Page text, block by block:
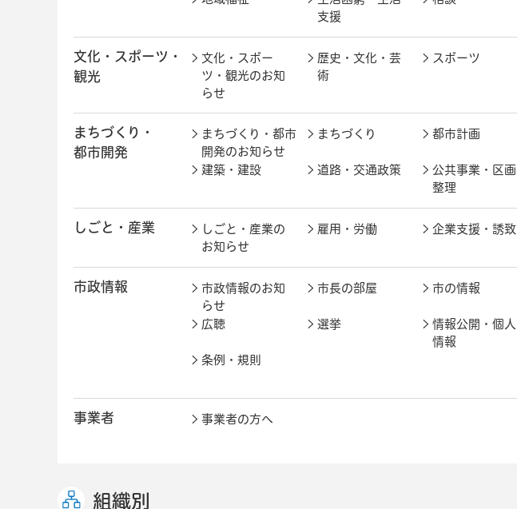
支援
文化・スポーツ・
観光
文化・スポー
ツ・観光のお知
らせ
歴史・文化・芸
術
スポーツ
まちづくり・
都市開発
まちづくり・都市
開発のお知らせ
まちづくり 都市計画
建築・建設 道路・交通政策
公共事業・区画
整理
しごと・産業
しごと・産業の
お知らせ
雇用・労働 企業支援・誘致
市政情報
市政情報のお知
らせ
市長の部屋 市の情報
広聴 選挙
情報公開・個人
情報
条例・規則
事業者 事業者の方へ
組織別